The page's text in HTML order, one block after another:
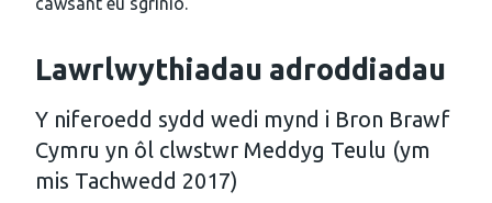
Lawrlwythiadau adroddiadau
Y niferoedd sydd wedi mynd i Bron Brawf
Cymru yn ôl clwstwr Meddyg Teulu (ym
mis Tachwedd 2017)